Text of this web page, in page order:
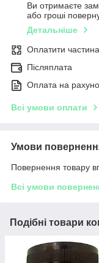
Ви отримаєте
або гроші
Детальніше
Оплатити
Післяплата
Оплата на
Всі умови оплати
Умови
Повернення товару
Всі умови
Подібні товари